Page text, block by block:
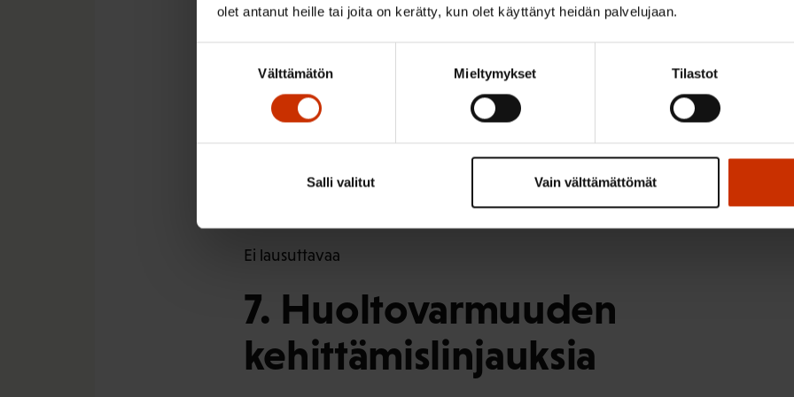
olet antanut heille tai joita on kerätty, kun olet käyttänyt heidän palvelujaan.
Välttämätön Mieltymykset Tilastot
Vain välttämättömät
Salli valitut
SAK kiinnittää huomiota siihen seikkaan, että erityisesti sosiaali- ja
luonnoksessa nostetaan esiin henkilöstön saatavuus, mutta ei sitä, mitä
Huoltovarmuudelle tärkeiden alojen veto- ja pitovoimasta huolehtiminen on
asia. Osaavan työvoiman saatavuuteen viitataan myös kohdassa 7.3.
6. Sotilaallinen huoltovarmuus
Ei lausuttavaa
7. Huoltovarmuuden
kehittämislinjauksia